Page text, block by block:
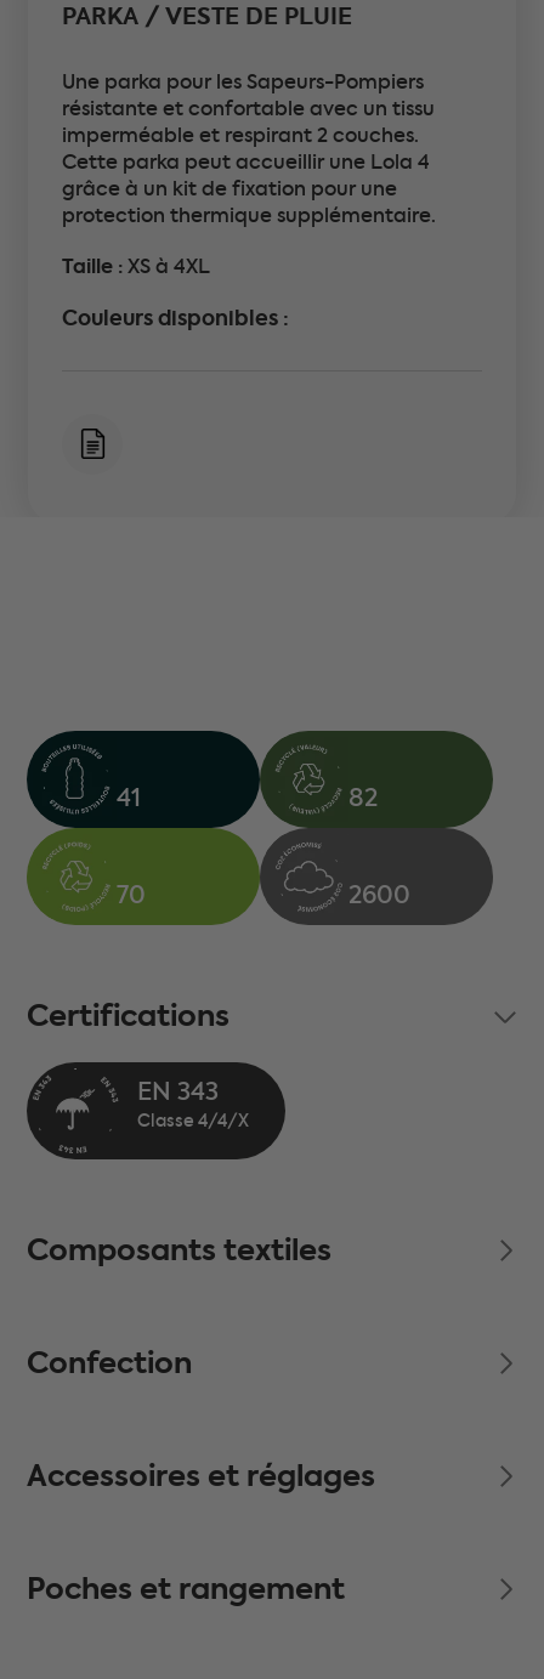
PARKA / VESTE DE PLUIE
Une parka pour les Sapeurs-Pompiers
résistante et confortable avec un tissu
imperméable et respirant 2 couches.
Cette parka peut accueillir une Lola 4
grâce à un kit de fixation pour une
protection thermique supplémentaire.
Taille :XS à 4XL
Couleurs disponibles :
41 82
70 2600
Certifications
EN 343
Composants textiles
Confection
Accessoires et réglages
Poches et rangement